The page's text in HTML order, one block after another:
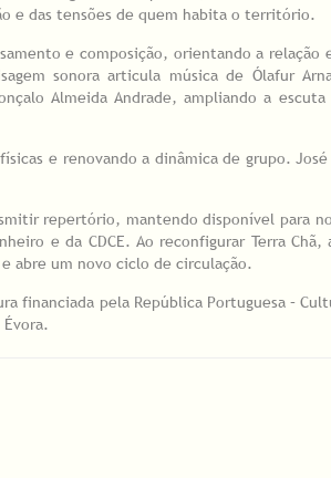
e das tensões de quem habita o território.
e composição, orientando a
sonora articula música de Ólafur
Almeida Andrade, ampliando a
e renovando a dinâmica de grupo.
repertório, mantendo disponível para
e da CDCE. Ao reconfigurar Terra Chã,
abre um novo ciclo de circulação.
financiada pela República Portuguesa –